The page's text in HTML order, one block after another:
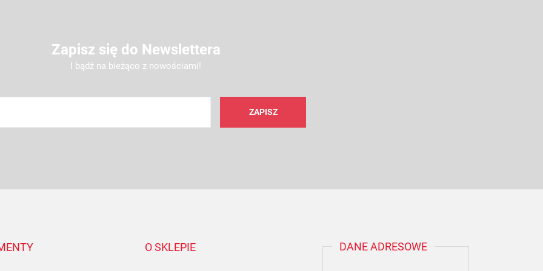
Zapisz się do Newslettera
I bądź na bieżąco z nowościami!
O SKLEPIE DANE ADRESOWE